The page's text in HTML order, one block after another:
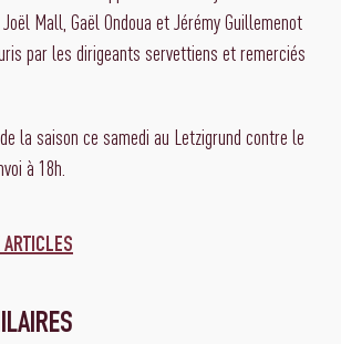
Mall, Gaël Ondoua et Jérémy Guillemenot
par les dirigeants servettiens et remerciés
la saison ce samedi au Letzigrund contre le
à 18h.
ARTICLES